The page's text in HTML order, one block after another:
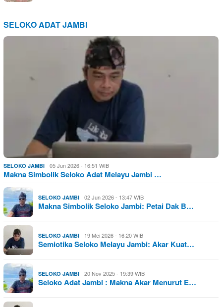
SELOKO ADAT JAMBI
SELOKO JAMBI 05 Jun 2026 - 16:51 WIB
Makna Simbolik Seloko Adat Melayu Jambi …
SELOKO JAMBI 02 Jun 2026 - 13:47 WIB
Makna Simbolik Seloko Jambi: Petai Dak B…
SELOKO JAMBI 19 Mei 2026 - 16:20 WIB
Semiotika Seloko Melayu Jambi: Akar Kuat…
SELOKO JAMBI 20 Nov 2025 - 19:39 WIB
Seloko Adat Jambi : Makna Akar Menurut E…